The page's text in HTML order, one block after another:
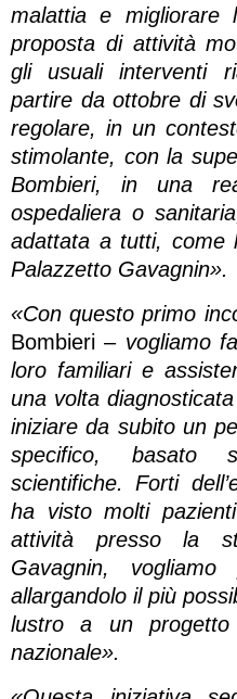
malattia e
proposta di attività
gli usuali interventi
partire da ottobre di
regolare, in un
stimolante, con la
Bombieri, in una
ospedaliera o
adattata a tutti, come
Palazzetto Gavagnin».
«Con questo primo
Bombieri – vogliamo
loro familiari e
una volta
iniziare da subito un
specifico, basato
scientifiche. Forti
ha visto molti
attività presso la
Gavagnin,
allargandolo il più
lustro a un
nazionale».